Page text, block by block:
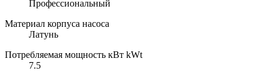
Профессиональный
Материал корпуса насоса
Латунь
Потребляемая мощность кВт kWt
7.5